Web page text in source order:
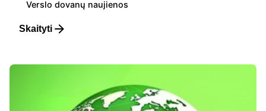
Verslo dovanų naujienos
Skaityti